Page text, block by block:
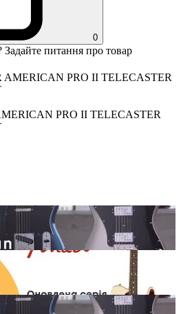
0
Задайте питання про товар
PRO II TELECASTER